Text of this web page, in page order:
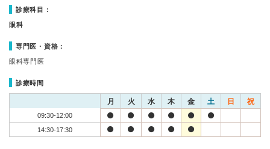
診療科目：
眼科
専門医・資格：
眼科専門医
診療時間
月 火 水 木 金 土 日 祝
09:30-12:00
14:30-17:30